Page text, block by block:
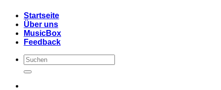
Startseite
Über uns
MusicBox
Feedback